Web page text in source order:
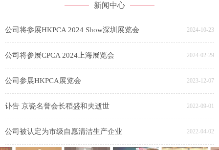
新闻中心
公司将参展HKPCA 2024 Show深圳展览会 2024-10-23
公司将参展CPCA 2024上海展览会 2024-02-29
公司参展HKPCA展览会 2023-12-07
讣告 京瓷名誉会长稻盛和夫逝世 2022-09-01
公司被认定为市级自愿清洁生产企业 2022-04-02